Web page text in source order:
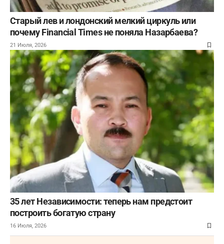
Старый лев и лондонский мелкий циркуль или
почему Financial Times не поняла Назарбаева?
21 Июля, 2026
35 лет Независимости: теперь нам предстоит
построить богатую страну
16 Июля, 2026